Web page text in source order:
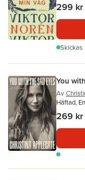
299 kr
Skickas
You
Av
Häftad,
269 kr